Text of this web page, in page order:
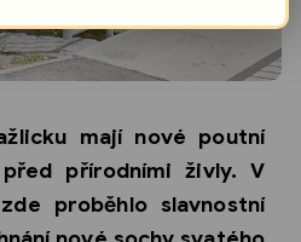
mají nové poutní
přírodními živly. V
proběhlo slavnostní